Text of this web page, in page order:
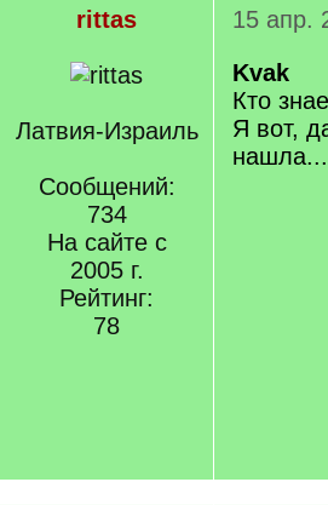
rittas
Латвия-Израиль
Сообщений:
734
На сайте с
2005 г.
Рейтинг:
78
15 апр.
Kvak
Кто
Я вот,